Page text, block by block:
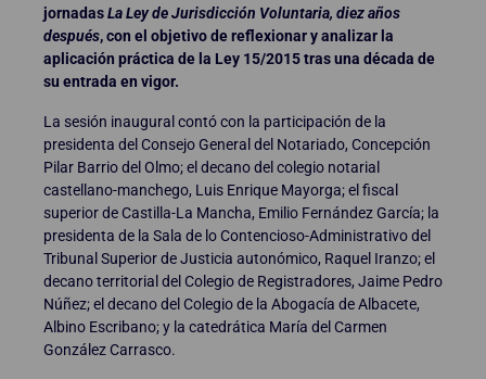
jornadasLa Ley de Jurisdicción Voluntaria, diez años
después, con el objetivo de reflexionar y analizar la
aplicación práctica de la Ley 15/2015 tras una década de
su entrada en vigor.
La sesión inaugural contó con la participación de la
presidenta del Consejo General del Notariado, Concepción
Pilar Barrio del Olmo; el decano del colegio notarial
castellano-manchego, Luis Enrique Mayorga; el fiscal
superior de Castilla-La Mancha, Emilio Fernández García; la
presidenta de la Sala de lo Contencioso-Administrativo del
Tribunal Superior de Justicia autonómico, Raquel Iranzo; el
decano territorial del Colegio de Registradores, Jaime Pedro
Núñez; el decano del Colegio de la Abogacía de Albacete,
Albino Escribano; y la catedrática María del Carmen
González Carrasco.